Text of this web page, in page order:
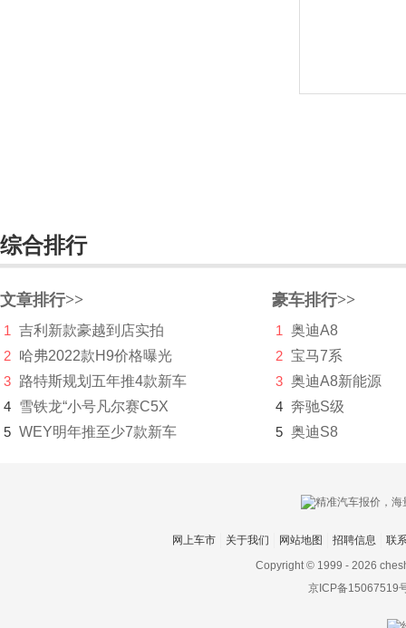
长江汽车
昶洧
成功
创维汽车
川崎
刺猬汽车
综合排行
文章排行>>
1
吉利新款豪越到店实拍
2 哈弗2022款H9价格曝光
3 路特斯规划五年推4款新车
4 雪铁龙“小号凡尔赛C5X
5 WEY明年推至少7款新车
豪车排行>>
1
奥迪A8
2 宝马7系
3 奥迪A8新能源
4 奔驰S级
5 奥迪S8
网上车市 关于我们 网站地图 招聘信息
联
Copyright © 1999 - 2026
京ICP备15067519